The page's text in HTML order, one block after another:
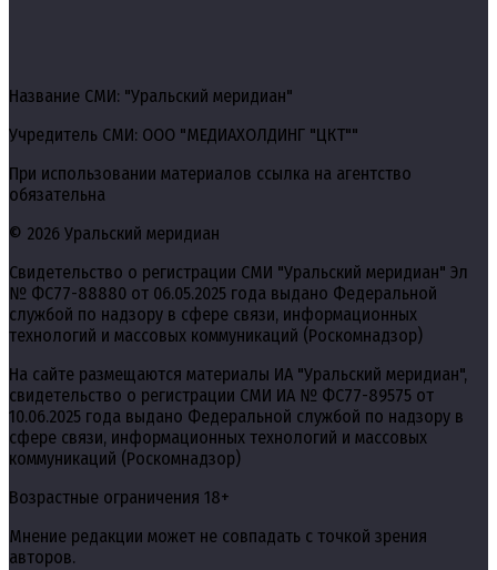
Название СМИ: "Уральский меридиан"
Учредитель СМИ: ООО "МЕДИАХОЛДИНГ "ЦКТ""
При использовании материалов ссылка на агентство
обязательна
© 2026 Уральский меридиан
Свидетельство о регистрации СМИ "Уральский меридиан" Эл
№ ФС77-88880 от 06.05.2025 года выдано Федеральной
службой по надзору в сфере связи, информационных
технологий и массовых коммуникаций (Роскомнадзор)
На сайте размещаются материалы ИА "Уральский меридиан",
свидетельство о регистрации СМИ ИА № ФС77-89575 от
10.06.2025 года выдано Федеральной службой по надзору в
сфере связи, информационных технологий и массовых
коммуникаций (Роскомнадзор)
Возрастные ограничения 18+
Мнение редакции может не совпадать с точкой зрения
авторов.